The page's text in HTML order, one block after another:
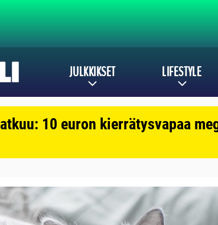
JULKKIKSET LIFESTYLE
10 euron kierrätysvapaa